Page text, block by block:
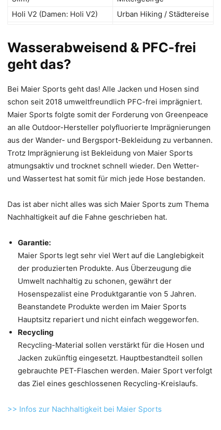
Holi V2 (Damen: Holi V2)
Urban Hiking / Städtereise
Wasserabweisend & PFC-frei
geht das?
Bei Maier Sports geht das! Alle Jacken und Hosen sind
schon seit 2018 umweltfreundlich PFC-frei imprägniert.
Maier Sports folgte somit der Forderung von Greenpeace
an alle Outdoor-Hersteller polyfluorierte Impräg­nierungen
aus der Wander- und Bergsport-Bekleidung zu verbannen.
Trotz Imprägnierung ist Bekleidung von Maier Sports
atmungsaktiv und trocknet schnell wieder. Den Wetter-
und Wassertest hat somit für mich jede Hose bestanden.
Das ist aber nicht alles was sich Maier Sports zum Thema
Nachhaltigkeit auf die Fahne geschrieben hat.
Garantie:
Maier Sports legt sehr viel Wert auf die Langlebigkeit
der produzierten Produkte. Aus Überzeugung die
Umwelt nachhaltig zu schonen, gewährt der
Hosenspezalist eine Produktgarantie von 5 Jahren.
Beanstandete Produkte werden im Maier Sports
Hauptsitz repariert und nicht einfach weggeworfen.
Recycling
Recycling-Material sollen verstärkt für die Hosen und
Jacken zukünftig eingesetzt. Hauptbestandteil sollen
gebrauchte PET-Flaschen werden. Maier Sport verfolgt
das Ziel eines geschlossenen Recycling-Kreislaufs.
>> Infos zur Nachhaltigkeit bei Maier Sports